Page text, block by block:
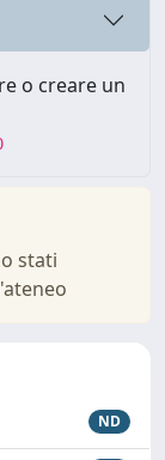
o creare un
stati
ND